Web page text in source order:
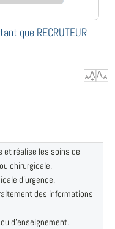
que RECRUTEUR
et réalise les soins de
chirurgicale.
d'urgence.
des informations
d'enseignement.